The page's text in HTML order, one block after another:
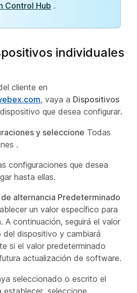
Control Hub .
individuales
cliente en
, vaya a Dispositivos
que desea configurar.
y seleccione Todas
.
configuraciones que desea
hasta ellas.
alternancia Predeterminado
un valor específico para
A continuación, seguirá el valor
del dispositivo y cambiará
si el valor predeterminado
actualización de software.
seleccionado o escrito el
establecer, seleccione